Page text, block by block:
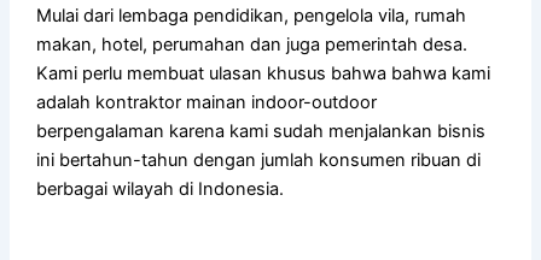
Mulai dari lembaga pendidikan, pengelola vila, rumah
makan, hotel, perumahan dan juga pemerintah desa.
Kami perlu membuat ulasan khusus bahwa bahwa kami
adalah kontraktor mainan indoor-outdoor
berpengalaman karena kami sudah menjalankan bisnis
ini bertahun-tahun dengan jumlah konsumen ribuan di
berbagai wilayah di Indonesia.